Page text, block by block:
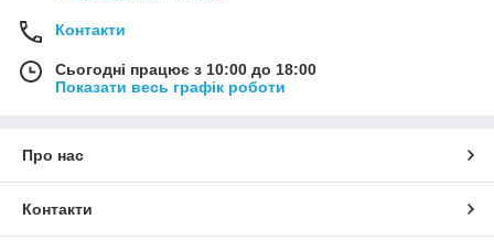
Контакти
Сьогодні працює з 10:00 до 18:00
Показати весь графік роботи
Про нас
Контакти